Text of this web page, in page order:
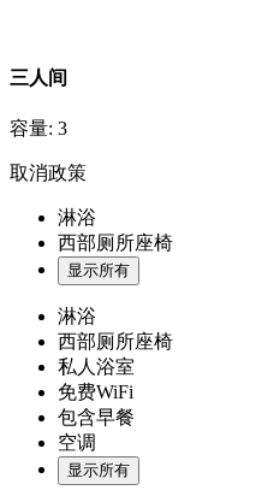
三人间
容量: 3
取消政策
淋浴
西部厕所座椅
显示所有
淋浴
西部厕所座椅
私人浴室
免费WiFi
包含早餐
空调
显示所有